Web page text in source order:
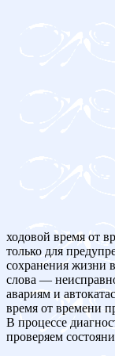
ходовой время от
только для
сохранения жизни
слова —
авариям и
время от времени
В процессе
проверяем